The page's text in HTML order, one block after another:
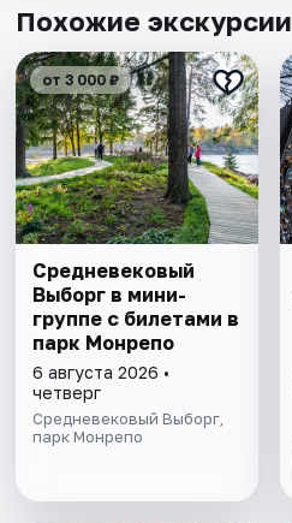
Похожие экскурсии
от 3 000 ₽
Cредневековый
Выборг в мини-
группе c билетами в
парк Монрепо
6 августа 2026 •
четверг
Средневековый Выборг,
парк Монрепо